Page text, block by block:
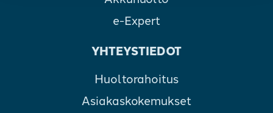
e-Expert
YHTEYSTIEDOT
Huoltorahoitus
Asiakaskokemukset